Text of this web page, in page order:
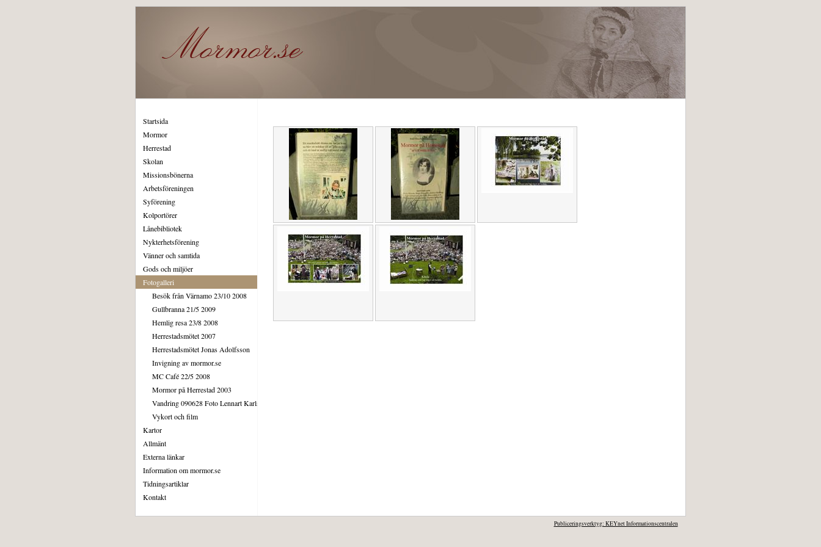
Startsida
Mormor
Herrestad
Skolan
Missionsbönerna
Arbetsföreningen
Syförening
Kolportörer
Lånebibliotek
Nykterhetsförening
Vänner och samtida
Gods och miljöer
Fotogalleri
Besök från Värnamo 23/10 2008
Gullbranna 21/5 2009
Hemlig resa 23/8 2008
Herrestadsmötet 2007
Herrestadsmötet Jonas Adolfsson
Invigning av mormor.se
MC Café 22/5 2008
Mormor på Herrestad 2003
Vandring 090628 Foto Lennart Karlsson
Vykort och film
Kartor
Allmänt
Externa länkar
Information om mormor.se
Tidningsartiklar
Kontakt
Publiceringsverktyg: KEYnet Informationscentralen